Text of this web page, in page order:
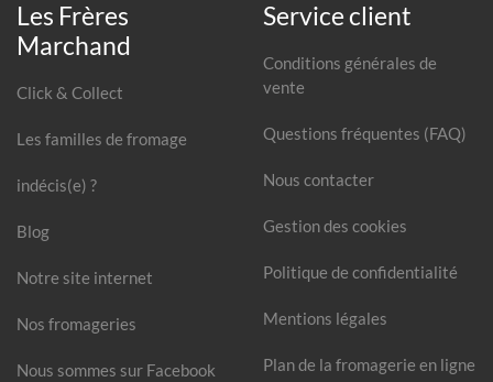
Les Frères
Marchand
Click & Collect
Les familles de fromage
indécis(e) ?
Blog
Notre site internet
Nos fromageries
Nous sommes sur Facebook
Service client
Conditions générales de
vente
Questions fréquentes (FAQ)
Nous contacter
Gestion des cookies
Politique de confidentialité
Mentions légales
Plan de la fromagerie en ligne